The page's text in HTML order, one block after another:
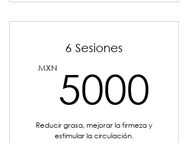
6 Sesiones
MXN 5000
Reducir grasa, mejorar la firmeza y
estimular la circulación.